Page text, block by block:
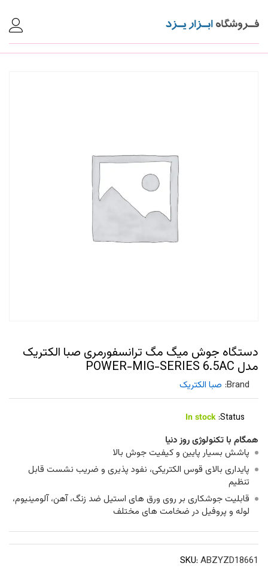
دستگاه جوش میگ مگ ترانسفورمری صبا الکتریک
مدل POWER-MIG-SERIES 6.5AC
Brand: صبا الکتریک
Status:
In stock
همگام با تکنولوژی روز دنیا
پاشش بسیار پایین و کیفیت جوش بالا
پایداری بالای قوس الکتریکی، نفود پذیری و ضریب نشست قابل
تنظیم
قابلیت جوشکاری بر روی ورق های استیل ضد زنگ، آهن، آلومینیوم،
لوله و پروفیل در ضخامت های مختلف
SKU: ABZYZD18661